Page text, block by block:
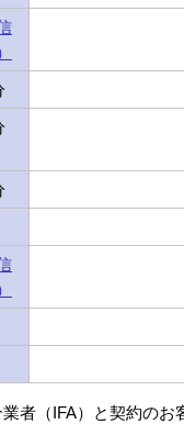
者（IFA）と契約のお